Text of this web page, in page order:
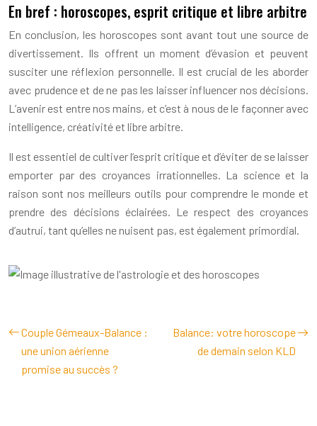
En bref : horoscopes, esprit critique et libre arbitre
En conclusion, les horoscopes sont avant tout une source de
divertissement. Ils offrent un moment d’évasion et peuvent
susciter une réflexion personnelle. Il est crucial de les aborder
avec prudence et de ne pas les laisser influencer nos décisions.
L’avenir est entre nos mains, et c’est à nous de le façonner avec
intelligence, créativité et libre arbitre.
Il est essentiel de cultiver l’esprit critique et d’éviter de se laisser
emporter par des croyances irrationnelles. La science et la
raison sont nos meilleurs outils pour comprendre le monde et
prendre des décisions éclairées. Le respect des croyances
d’autrui, tant qu’elles ne nuisent pas, est également primordial.
Couple Gémeaux-Balance :
une union aérienne
promise au succès ?
Balance: votre horoscope
de demain selon KLD